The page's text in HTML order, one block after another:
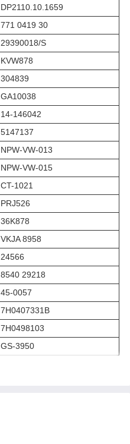
DP2110.10.1659
771 0419 30
29390018/S
KVW878
304839
GA10038
14-146042
5147137
NPW-VW-013
NPW-VW-015
CT-1021
PRJ526
36K878
VKJA 8958
24566
8540 29218
45-0057
7H0407331B
7H0498103
GS-3950